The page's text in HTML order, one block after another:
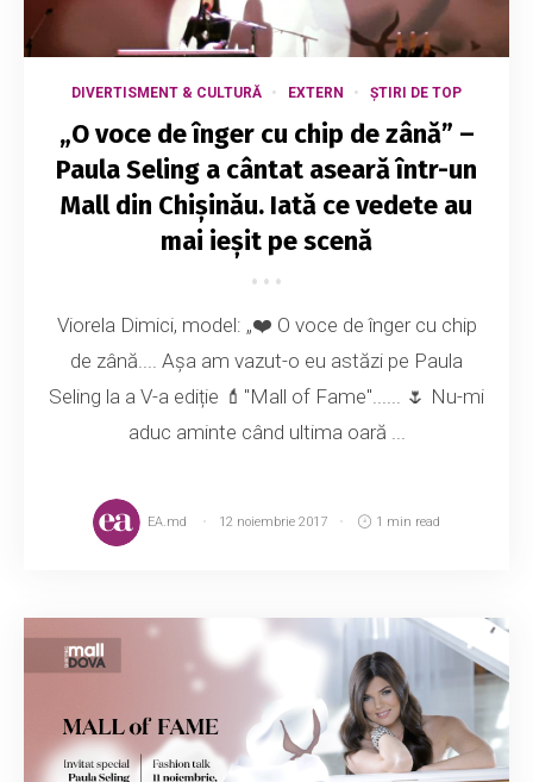
DIVERTISMENT & CULTURĂ EXTERN ȘTIRI DE TOP
„O voce de înger cu chip de zână” –
Paula Seling a cântat aseară într-un
Mall din Chișinău. Iată ce vedete au
mai ieșit pe scenă
Viorela Dimici, model: „❤️ O voce de înger cu chip
de zână.... Așa am vazut-o eu astăzi pe Paula
Seling la a V-a ediție 💄"Mall of Fame"...... 🌷 Nu-mi
aduc aminte când ultima oară ...
EA.md 12 noiembrie 2017 1 min read